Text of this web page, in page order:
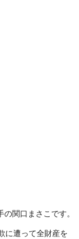
関口まさこです。
に遭って全財産を